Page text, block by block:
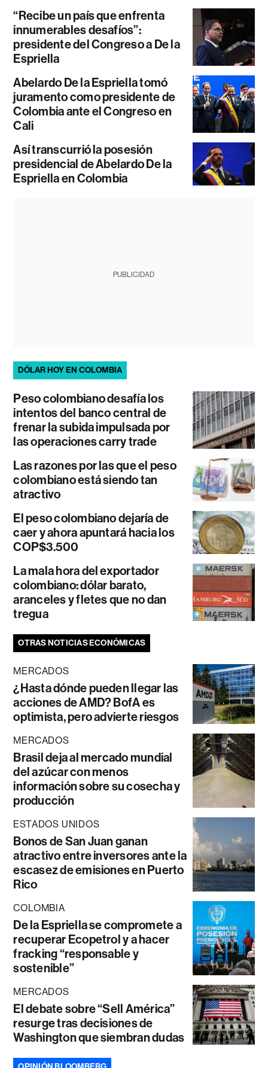
“Recibe un país que enfrenta
innumerables desafíos”:
presidente del Congreso a De la
Espriella
Abelardo De la Espriella tomó
juramento como presidente de
Colombia ante el Congreso en
Cali
Así transcurrió la posesión
presidencial de Abelardo De la
Espriella en Colombia
PUBLICIDAD
DÓLAR HOY EN COLOMBIA
Peso colombiano desafía los
intentos del banco central de
frenar la subida impulsada por
las operaciones carry trade
Las razones por las que el peso
colombiano está siendo tan
atractivo
El peso colombiano dejaría de
caer y ahora apuntará hacia los
COP$3.500
La mala hora del exportador
colombiano: dólar barato,
aranceles y fletes que no dan
tregua
OTRAS NOTICIAS ECONÓMICAS
MERCADOS
¿Hasta dónde pueden llegar las
acciones de AMD? BofA es
optimista, pero advierte riesgos
MERCADOS
Brasil deja al mercado mundial
del azúcar con menos
información sobre su cosecha y
producción
ESTADOS UNIDOS
Bonos de San Juan ganan
atractivo entre inversores ante la
escasez de emisiones en Puerto
Rico
COLOMBIA
De la Espriella se compromete a
recuperar Ecopetrol y a hacer
fracking “responsable y
sostenible”
MERCADOS
El debate sobre “Sell América”
resurge tras decisiones de
Washington que siembran dudas